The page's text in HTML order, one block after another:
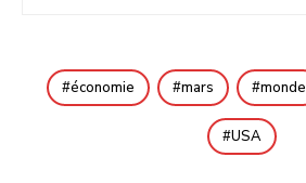
économie mars monde
USA